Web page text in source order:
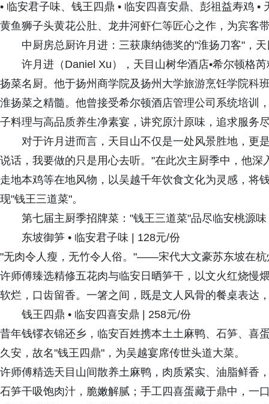
• 临安君子味、钱王四鼎 • 临安四喜安鼎、彭祖益寿鸡
黄鱼狮子头黄花公肚、龙井河虾仁等匠心之作，为宾客
中厨房总厨许月进：三获康纳德奖的"淮扬刀客"，
许月进（Daniel Xu），天目山树华酒店•希尔顿格
扬菜名厨。他于扬州商学院及扬州大学旅游烹饪学院科
淮扬菜之精髓。他曾接受希尔顿酒店管理公司系统培训
子料理与高品质养生净素宴，讲究原汁原味，追求服务
对于许月进而言，天目山不仅是一处风景胜地，更
说话，我要做的只是用心去听。"在此次主厨季中，他
走地本鸡等在地风物，以吴越千年饮食文化为灵感，将
现"钱王三道菜"。
第七届主厨季招牌菜："钱王三道菜"品尽临安桃源味
东坡御笋 • 临安君子味 | 128元/份
"无肉令人瘦，无竹令人俗。"——宋代大文豪苏东坡在
许师傅臻选精修五花肉与临安日晒笋干，以文火红烧慢
软烂，口齿留香。一箸之间，既是文人风骨的餐桌表达
钱王四鼎 • 临安四喜安鼎 | 258元/份
昔年钱镠衣锦还乡，临安百姓携本土土麻鸭、石笋、喜
久安，故名"钱王四鼎"，为吴越宴席传世头道大菜。
许师傅精选天目山间散养土麻鸭，肉质紧实、油脂鲜香
石笋干吸饱肉汁，脆嫩解腻；手工四喜蛋藏于鼎中，一